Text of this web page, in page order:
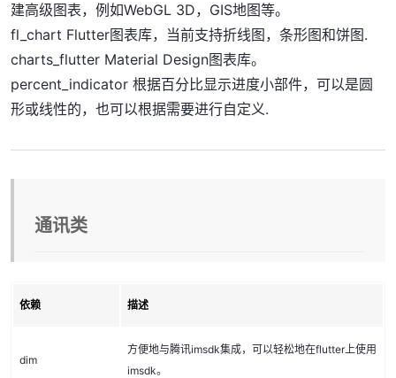
建高级图表，例如WebGL 3D，GIS地图等。
fl_chart Flutter图表库，当前支持折线图，条形图和饼图.
charts_flutter Material Design图表库。
percent_indicator 根据百分比显示进度小部件，可以是圆
形或线性的，也可以根据需要进行自定义.
通讯类
依赖 描述
dim
方便地与腾讯imsdk集成，可以轻松地在flutter上使用
imsdk。